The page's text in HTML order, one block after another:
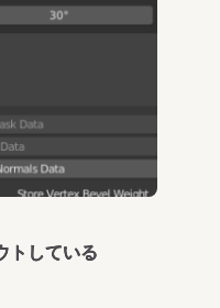
している